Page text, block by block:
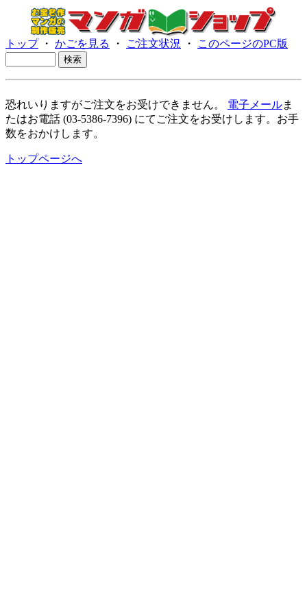
トップ・ かごを見る ・ ご注文状況 ・ このページのPC版
恐れいりますがご注文をお受けできません。 電子メールま
たはお電話 (03-5386-7396) にてご注文をお受けします。お手
数をおかけします。
トップページへ